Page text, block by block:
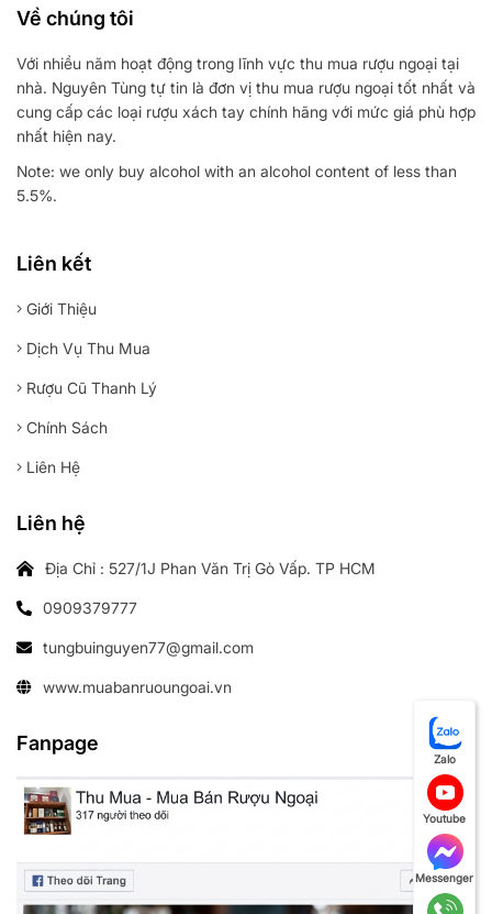
Về chúng tôi
Với nhiều năm hoạt động trong lĩnh vực thu mua rượu ngoại tại
nhà. Nguyên Tùng tự tin là đơn vị thu mua rượu ngoại tốt nhất và
cung cấp các loại rượu xách tay chính hãng với mức giá phù hợp
nhất hiện nay.
Note: we only buy alcohol with an alcohol content of less than
5.5%.
Liên kết
Giới Thiệu
Dịch Vụ Thu Mua
Rượu Cũ Thanh Lý
Chính Sách
Liên Hệ
Liên hệ
Địa Chỉ : 527/1J Phan Văn Trị Gò Vấp. TP HCM
0909379777
tungbuinguyen77@gmail.com
www.muabanruoungoai.vn
Fanpage
Zalo
Youtube
Messenger